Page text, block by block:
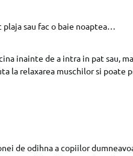
sau fac o baie noaptea…
inainte de a intra in pat sau,
la relaxarea muschilor si poate
de odihna a copiilor